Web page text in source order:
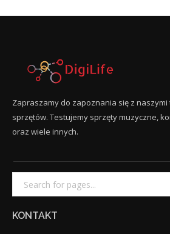
Zapraszamy do zapoznania się z
sprzętów. Testujemy sprzęty muzyczne,
oraz wiele innych.
KONTAKT